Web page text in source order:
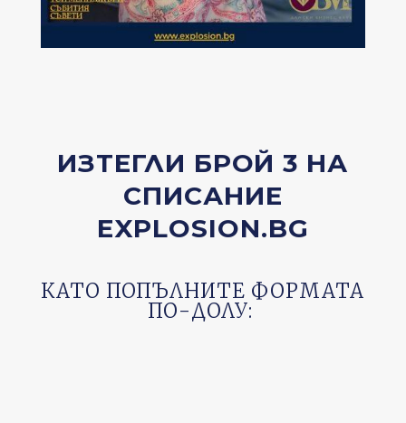
ИЗТЕГЛИ БРОЙ 3 НА
СПИСАНИЕ
EXPLOSION.BG
КАТО ПОПЪЛНИТЕ ФОРМАТА
ПО-ДОЛУ: